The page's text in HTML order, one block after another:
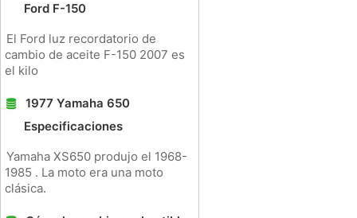
Ford F-150
El Ford luz recordatorio de
cambio de aceite F-150 2007 es
el kilo
1977 Yamaha 650
Especificaciones
Yamaha XS650 produjo el 1968-
1985 . La moto era una moto
clásica.